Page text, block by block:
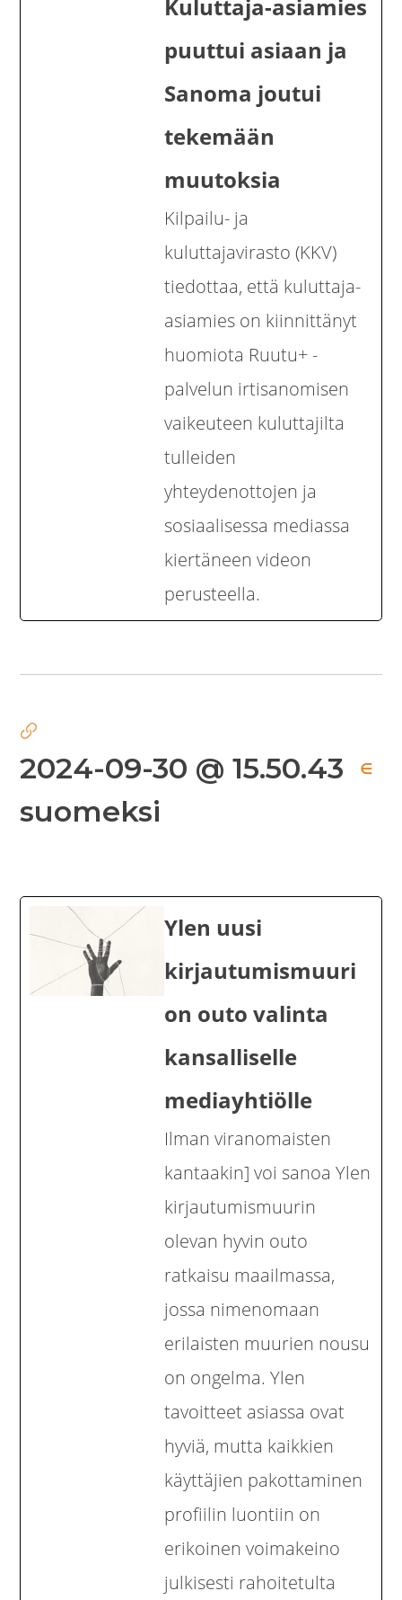
Kuluttaja-asiamies
puuttui asiaan ja
Sanoma joutui
tekemään
muutoksia
Kilpailu- ja
kuluttajavirasto (KKV)
tiedottaa, että kuluttaja-
asiamies on kiinnittänyt
huomiota Ruutu+ -
palvelun irtisanomisen
vaikeuteen kuluttajilta
tulleiden
yhteydenottojen ja
sosiaalisessa mediassa
kiertäneen videon
perusteella.
2024-09-30 @ 15.50.43 ∈
suomeksi
Ylen uusi
kirjautumismuuri
on outo valinta
kansalliselle
mediayhtiölle
Ilman viranomaisten
kantaakin] voi sanoa Ylen
kirjautumismuurin
olevan hyvin outo
ratkaisu maailmassa,
jossa nimenomaan
erilaisten muurien nousu
on ongelma. Ylen
tavoitteet asiassa ovat
hyviä, mutta kaikkien
käyttäjien pakottaminen
profiilin luontiin on
erikoinen voimakeino
julkisesti rahoitetulta